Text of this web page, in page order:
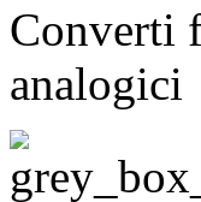
Converti
analogici